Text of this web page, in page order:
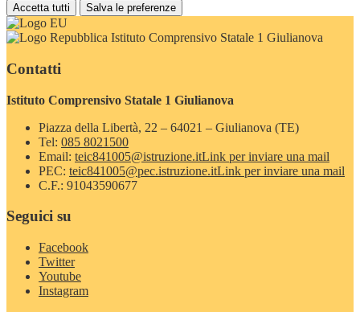
Accetta tutti Salva le preferenze
Istituto Comprensivo Statale 1 Giulianova
Contatti
Istituto Comprensivo Statale 1 Giulianova
Piazza della Libertà, 22 – 64021 – Giulianova (TE)
Tel: 085 8021500
Email: teic841005@istruzione.itLink per inviare una mail
PEC: teic841005@pec.istruzione.itLink per inviare una mail
C.F.: 91043590677
Seguici su
Facebook
Twitter
Youtube
Instagram